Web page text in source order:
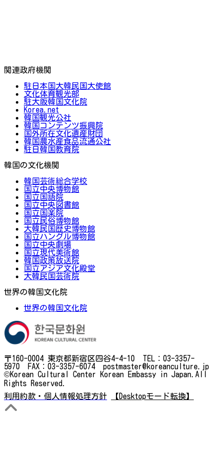
関連政府機関
駐日本国大韓民国大使館
文化体育観光部
駐大阪韓国文化院
Korea.net
韓国観光公社
韓国コンテンツ振興院
国外所在文化遺産財団
韓国農水産食品流通公社
駐日韓国教育院
韓国の文化機関
韓国芸術総合学校
国立中央博物館
国立国語院
国立中央図書館
国立国楽院
国立民俗博物館
大韓民国歴史博物館
国立ハングル博物館
国立中央劇場
国立現代美術館
韓国政策放送院
国立アジア文化殿堂
大韓民国芸術院
世界の韓国文化院
世界の韓国文化院
〒160-0004 東京都新宿区四谷4-4-10 TEL：03-3357-
5970 FAX：03-3357-6074 postmaster@koreanculture.jp
©Korean Cultural Center Korean Embassy in Japan.All
Rights Reserved.
利用約款・個人情報処理方針
【Desktopモード転換】